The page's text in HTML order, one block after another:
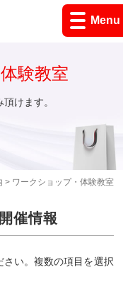
Menu
> ワークショップ・体験教室
験教室
けます。
催情報
い。複数の項目を選択